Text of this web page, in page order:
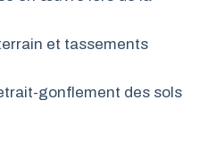
et tassements
gonflement des sols